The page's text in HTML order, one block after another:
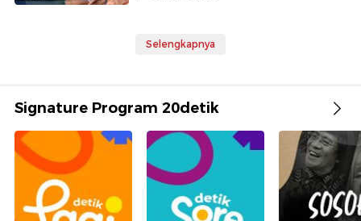
Selengkapnya
Signature Program 20detik